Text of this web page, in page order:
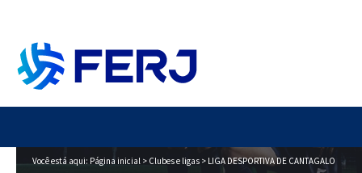
Você está aqui: Página inicial > Clubes e ligas > LIGA DESPORTIVA DE CANTAGALO